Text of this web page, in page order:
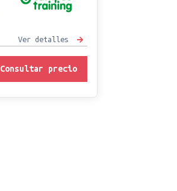
Ver detalles
Consultar precio